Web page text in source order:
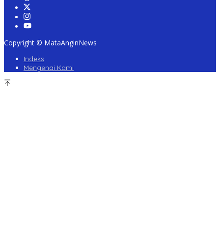
Copyright © MataAnginNews
Indeks
Mengenai Kami